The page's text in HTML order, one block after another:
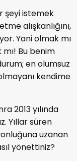
şeyi istemek
alışkanlığını,
Yani olmak mı
Bu benim
en olumsuz
kendime
2013 yılında
Yıllar süren
uzanan
yönettiniz?